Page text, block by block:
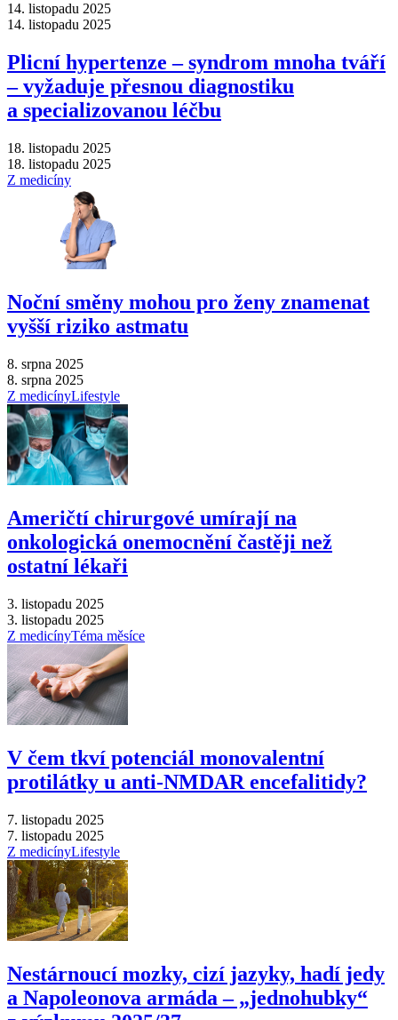
14. listopadu 2025
14. listopadu 2025
Plicní hypertenze –⁠ syndrom mnoha tváří
–⁠ vyžaduje přesnou diagnostiku
a specializovanou léčbu
18. listopadu 2025
18. listopadu 2025
Z medicíny
Noční směny mohou pro ženy znamenat
vyšší riziko astmatu
8. srpna 2025
8. srpna 2025
Z medicínyLifestyle
Američtí chirurgové umírají na
onkologická onemocnění častěji než
ostatní lékaři
3. listopadu 2025
3. listopadu 2025
Z medicínyTéma měsíce
V čem tkví potenciál monovalentní
protilátky u anti-NMDAR encefalitidy?
7. listopadu 2025
7. listopadu 2025
Z medicínyLifestyle
Nestárnoucí mozky, cizí jazyky, hadí jedy
a Napoleonova armáda –⁠ „jednohubky“